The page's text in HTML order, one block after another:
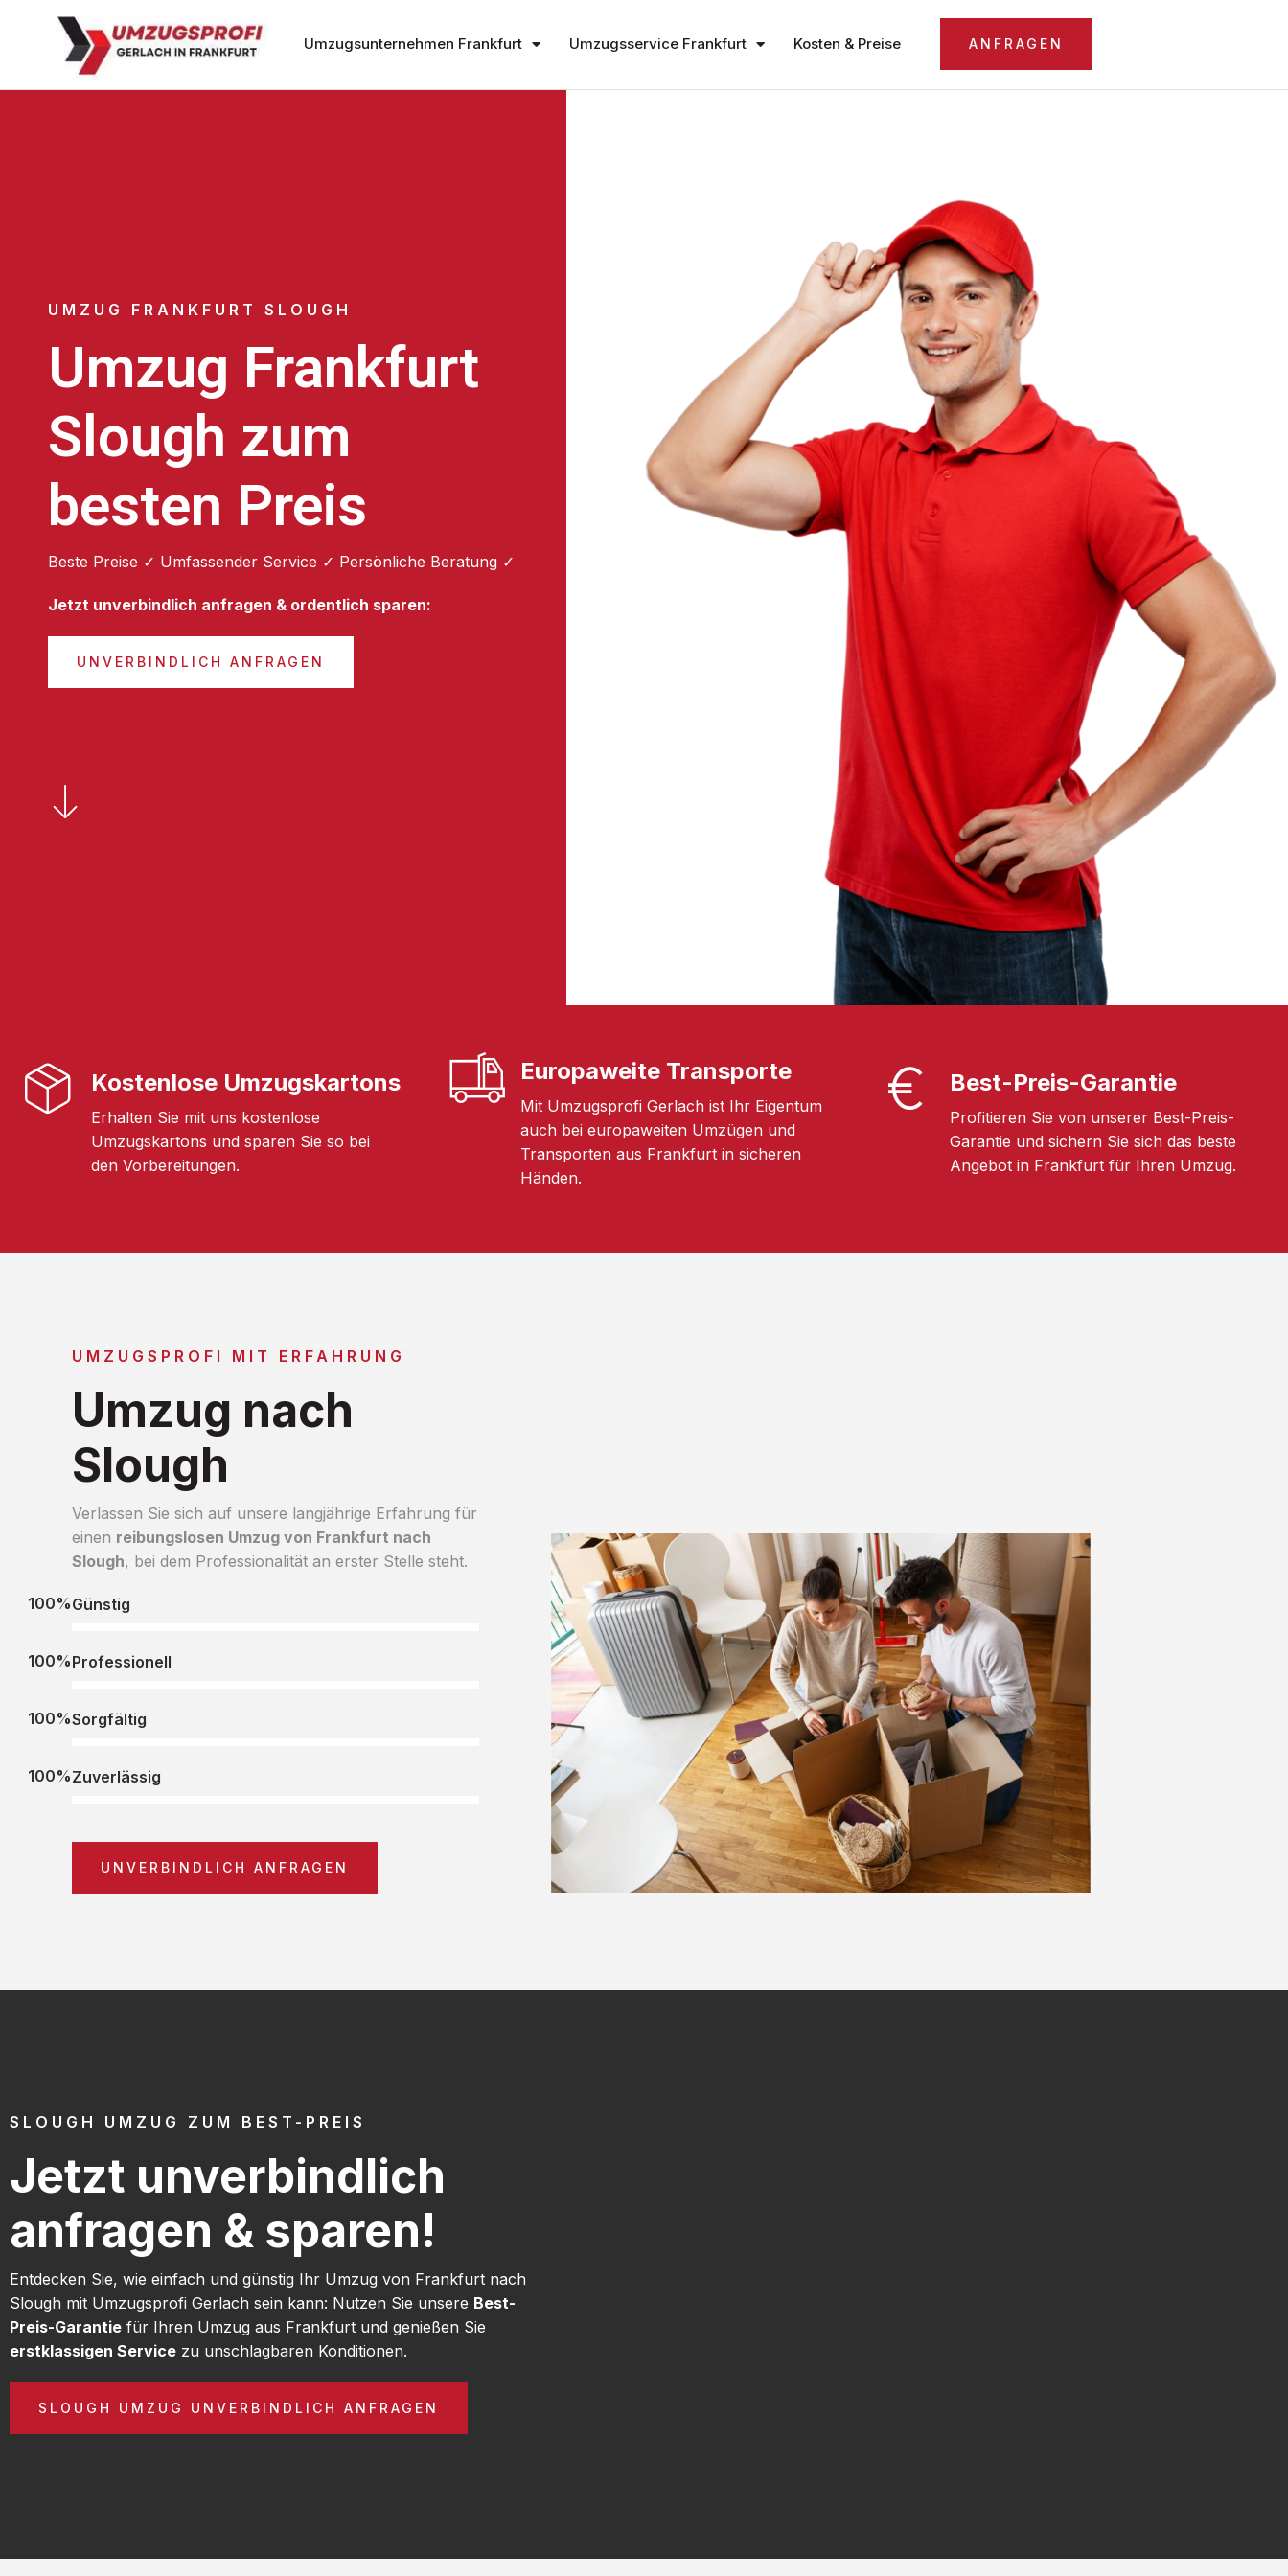
Umzugsunternehmen Frankfurt Umzugsservice Frankfurt Kosten & Preise ANFRAGEN
UMZUG FRANKFURT SLOUGH
Umzug Frankfurt
Slough zum
besten Preis
Beste Preise ✓ Umfassender Service ✓ Persönliche Beratung ✓
Jetzt unverbindlich anfragen & ordentlich sparen:
UNVERBINDLICH ANFRAGEN
Kostenlose Umzugskartons
Erhalten Sie mit uns kostenlose
Umzugskartons und sparen Sie so bei
den Vorbereitungen.
Europaweite Transporte
Mit Umzugsprofi Gerlach ist Ihr Eigentum
auch bei europaweiten Umzügen und
Transporten aus Frankfurt in sicheren
Händen.
Best-Preis-Garantie
Profitieren Sie von unserer Best-Preis-
Garantie und sichern Sie sich das beste
Angebot in Frankfurt für Ihren Umzug.
UMZUGSPROFI MIT ERFAHRUNG
Umzug nach
Slough
Verlassen Sie sich auf unsere langjährige Erfahrung für
einen reibungslosen Umzug von Frankfurt nach
Slough, bei dem Professionalität an erster Stelle steht.
Günstig
100%
Professionell
100%
Sorgfältig
100%
Zuverlässig
100%
UNVERBINDLICH ANFRAGEN
SLOUGH UMZUG ZUM BEST-PREIS
Jetzt unverbindlich
anfragen & sparen!
Entdecken Sie, wie einfach und günstig Ihr Umzug von Frankfurt nach
Slough mit Umzugsprofi Gerlach sein kann: Nutzen Sie unsere Best-
Preis-Garantie für Ihren Umzug aus Frankfurt und genießen Sie
erstklassigen Service zu unschlagbaren Konditionen.
SLOUGH UMZUG UNVERBINDLICH ANFRAGEN